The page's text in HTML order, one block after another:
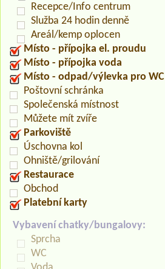
Recepce/Info centrum
Služba 24 hodin denně
Areál/kemp oplocen
Místo - přípojka el. proudu
Místo - přípojka voda
Místo - odpad/výlevka pro WC
Poštovní schránka
Společenská místnost
Můžete mít zvíře
Parkoviště
Úschovna kol
Ohniště/grilování
Restaurace
Obchod
Platební karty
Vybavení chatky/bungalovy:
Sprcha
WC